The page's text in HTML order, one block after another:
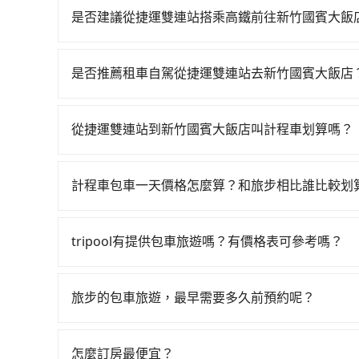
是否建議從捷運雙連站搭乘高鐵前往新竹國賓大飯
新竹一天最多有61班次高鐵可搭乘。假設從捷運
計程車，搭上小黃後約花26分鐘、車費400元後
資，而且更會額外浪費45分鐘在轉乘與等車上，
是否推薦租車自駕從捷運雙連站去新竹國賓大飯店
提供甲地乙還的iRent應該適合你。註冊完iRent
最基本的車型，如Toyota Yaris、Prius C、Vios
位用戶卻遲遲尚未歸還，又或者要還車時卻偏偏
從捷運雙連站到新竹國賓大飯店叫計程車划算嗎？
到車，也可考慮打電話至捷運雙連站附近的計程
計程車包車一天價格怎麼算？和旅步相比誰比較划
區，價格可能有所不同。另外，計程車包車價格
tripool有提供包車旅遊嗎？有價格表可參考嗎？
有，可彈性選擇2~12小時的服務，滿足家族出遊
10人以上巴士，請來信洽詢。
旅步的包車旅遊，最早需要多久前預約呢？
不妨趁早訂購，享受更划算的價格。
怎麼訂房最便宜？